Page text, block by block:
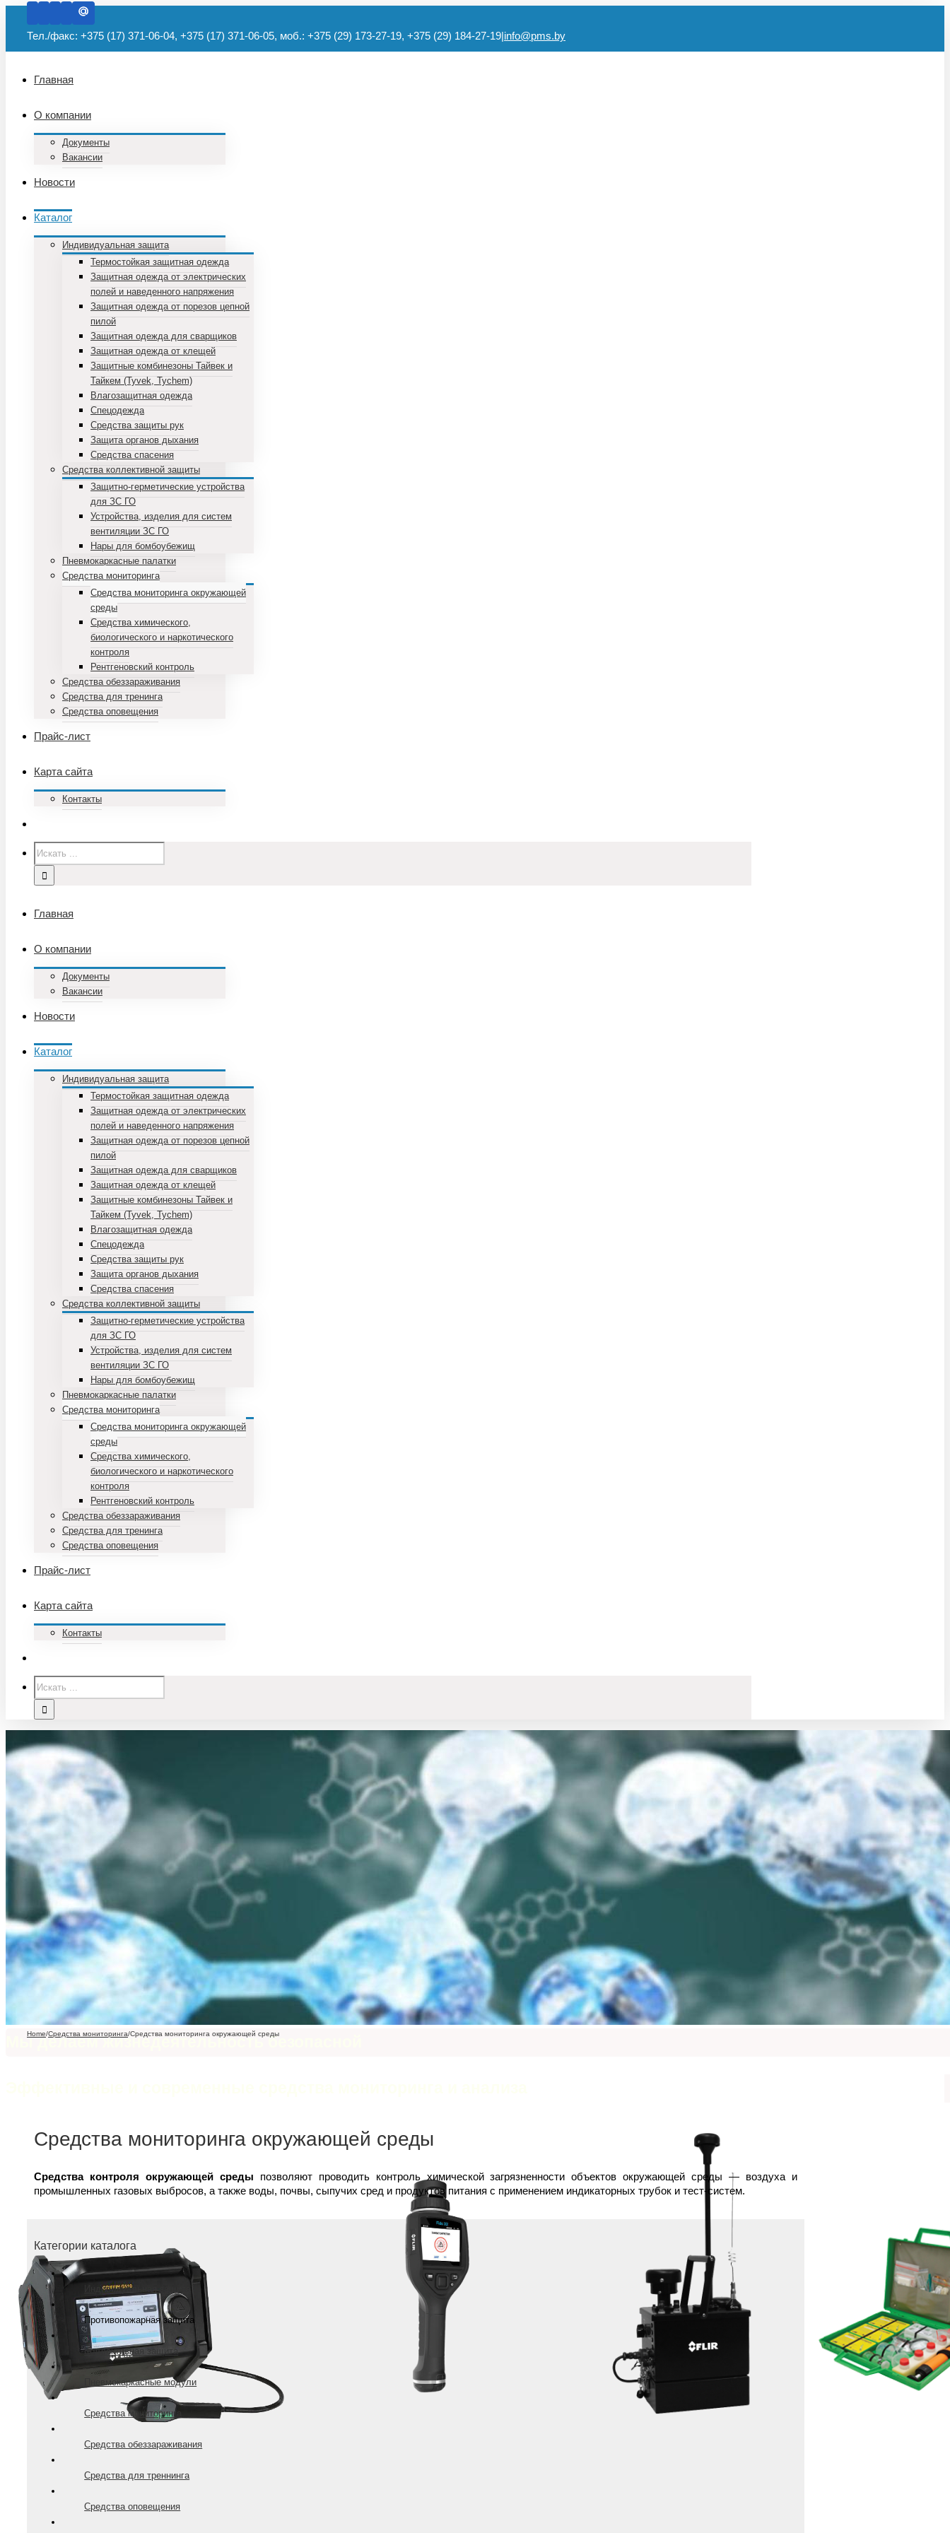
Тел./факс: +375 (17) 371-06-04, +375 (17) 371-06-05, моб.: +375 (29) 173-27-19, +375 (29) 184-27-19|info@pms.by
Главная
О компании
Документы
Вакансии
Новости
Каталог
Индивидуальная защита
Термостойкая защитная одежда
Защитная одежда от электрических
полей и наведенного напряжения
Защитная одежда от порезов цепной
пилой
Защитная одежда для сварщиков
Защитная одежда от клещей
Защитные комбинезоны Тайвек и
Тайкем (Tyvek, Tychem)
Влагозащитная одежда
Спецодежда
Средства защиты рук
Защита органов дыхания
Средства спасения
Средства коллективной защиты
Защитно-герметические устройства
для ЗС ГО
Устройства, изделия для систем
вентиляции ЗС ГО
Нары для бомбоубежищ
Пневмокаркасные палатки
Средства мониторинга
Средства мониторинга окружающей
среды
Средства химического,
биологического и наркотического
контроля
Рентгеновский контроль
Средства обеззараживания
Средства для тренинга
Средства оповещения
Прайс-лист
Карта сайта
Контакты
Главная
О компании
Документы
Вакансии
Новости
Каталог
Индивидуальная защита
Термостойкая защитная одежда
Защитная одежда от электрических
полей и наведенного напряжения
Защитная одежда от порезов цепной
пилой
Защитная одежда для сварщиков
Защитная одежда от клещей
Защитные комбинезоны Тайвек и
Тайкем (Tyvek, Tychem)
Влагозащитная одежда
Спецодежда
Средства защиты рук
Защита органов дыхания
Средства спасения
Средства коллективной защиты
Защитно-герметические устройства
для ЗС ГО
Устройства, изделия для систем
вентиляции ЗС ГО
Нары для бомбоубежищ
Пневмокаркасные палатки
Средства мониторинга
Средства мониторинга окружающей
среды
Средства химического,
биологического и наркотического
контроля
Рентгеновский контроль
Средства обеззараживания
Средства для тренинга
Средства оповещения
Прайс-лист
Карта сайта
Контакты
Мы делаем жизнедеятельность безопасной
Home/Средства мониторинга/Средства мониторинга окружающей среды
Средства мониторинга окружающей среды
Средства контроля окружающей среды позволяют проводить контроль химической загрязненности объектов окружающей среды — воздуха и
промышленных газовых выбросов, а также воды, почвы, сыпучих сред и продуктов питания с применением индикаторных трубок и тест-систем.
Категории каталога
Индивидуальная защита
Противопожарная защита
Коллективная защита
Пневмокаркасные модули
Средства мониторинга
Средства обеззараживания
Средства для треннинга
Средства оповещения